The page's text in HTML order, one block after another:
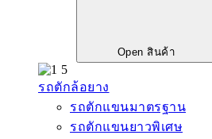
Open สินค้า
รถตักล้อยาง
รถตักแขนมาตรฐาน
รถตักแขนยาวพิเศษ